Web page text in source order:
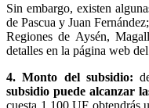
Sin embargo, existen
de Pascua y Juan
Regiones de Aysén,
detalles en la página web del
4. Monto del subsidio:
subsidio puede alcanzar
cuesta 1.100 UF obtendrás